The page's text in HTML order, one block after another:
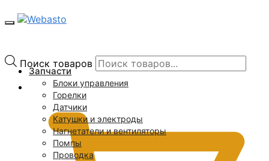
Поиск товаров
Запчасти
Блоки управления
Горелки
Датчики
Катушки и электроды
Нагнетатели и вентиляторы
Помпы
Проводка